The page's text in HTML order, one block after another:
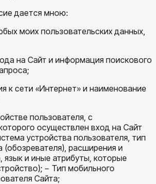
дается мною:
моих пользовательских данных,
на Сайт и информация поискового
к сети «Интернет» и наименование
пользователя, с
осуществлен вход на Сайт
устройства пользователя, тип
(обозревателя), расширения и
язык и иные атрибуты, которые
− Тип мобильного
Сайта;